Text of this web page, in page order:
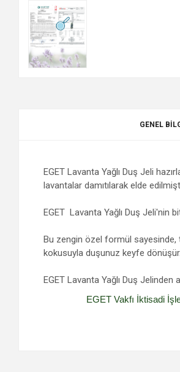
GENEL
EGET Lavanta Yağlı Duş Jeli
lavantalar damıtılarak elde
EGET Lavanta Yağlı Duş Jeli'nin
Bu zengin özel formül sayesinde,
kokusuyla duşunuz keyfe dönüşür.
EGET Lavanta Yağlı Duş
EGET Vakfı İktisadi